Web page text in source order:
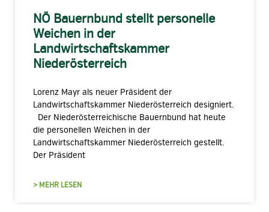
NÖ Bauernbund stellt personelle
Weichen in der
Landwirtschaftskammer
Niederösterreich
Lorenz Mayr als neuer Präsident der
Landwirtschaftskammer Niederösterreich designiert.
Der Niederösterreichische Bauernbund hat heute
die personellen Weichen in der
Landwirtschaftskammer Niederösterreich gestellt.
Der Präsident
> MEHR LESEN